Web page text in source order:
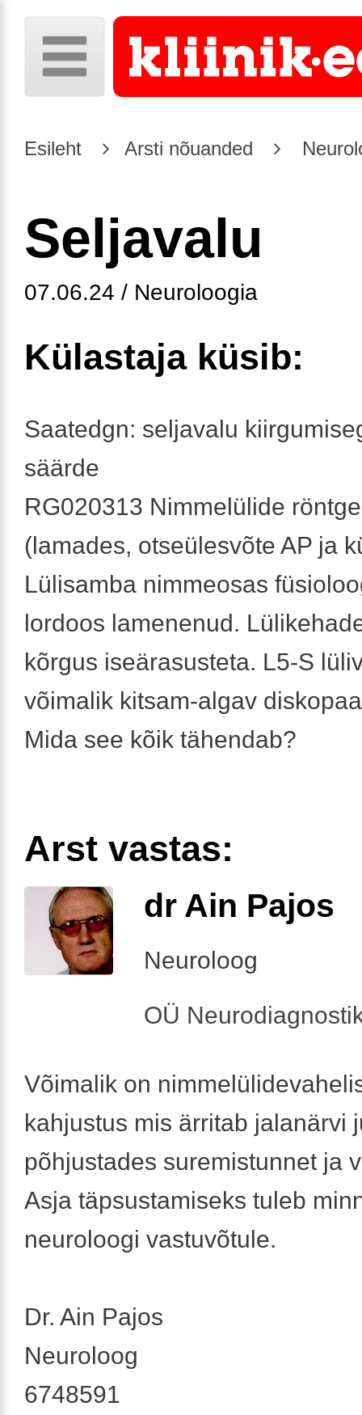
Esileht Arsti nõuanded
Seljavalu
07.06.24 / Neuroloogia
Külastaja küsib:
Saatedgn: seljavalu
säärde
RG020313 Nimmelülide
(lamades, otseülesvõte AP ja
Lülisamba nimmeosas
lordoos lamenenud.
kõrgus iseärasusteta. L5-S
võimalik kitsam-algav
Mida see kõik tähendab?
Arst vastas:
dr Ain Pajos
Neuroloog
OÜ
Võimalik on
kahjustus mis ärritab jalanärvi
põhjustades suremistunnet ja
Asja täpsustamiseks tuleb
neuroloogi vastuvõtule.
Dr. Ain Pajos
Neuroloog
6748591